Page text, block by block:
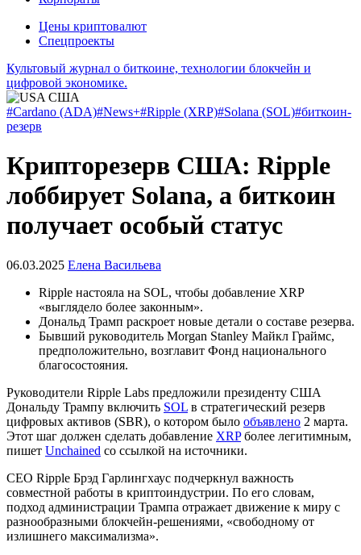
Цены криптовалют
Спецпроекты
Культовый журнал о биткоине, технологии блокчейн и
цифровой экономике.
#Cardano (ADA)#News+#Ripple (XRP)#Solana (SOL)#биткоин-
резерв
Крипторезерв США: Ripple
лоббирует Solana, а биткоин
получает особый статус
06.03.2025 Елена Васильева
Ripple настояла на SOL, чтобы добавление XRP
«выглядело более законным».
Дональд Трамп раскроет новые детали о составе резерва.
Бывший руководитель Morgan Stanley Майкл Граймс,
предположительно, возглавит Фонд национального
благосостояния.
Руководители Ripple Labs предложили президенту США
Дональду Трампу включить SOL в стратегический резерв
цифровых активов (SBR), о котором было объявлено 2 марта.
Этот шаг должен сделать добавление XRPболее легитимным,
пишет Unchained со ссылкой на источники.
CEO Ripple Брэд Гарлингхаус подчеркнул важность
совместной работы в криптоиндустрии. По его словам,
подход администрации Трампа отражает движение к миру с
разнообразными блокчейн-решениями, «свободному от
излишнего максимализма».